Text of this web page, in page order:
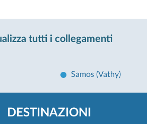
tutti i collegamenti
Samos (Vathy)
DESTINAZIONI